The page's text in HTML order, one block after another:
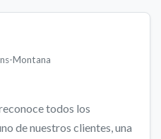
Montana
todos los
de nuestros clientes, una